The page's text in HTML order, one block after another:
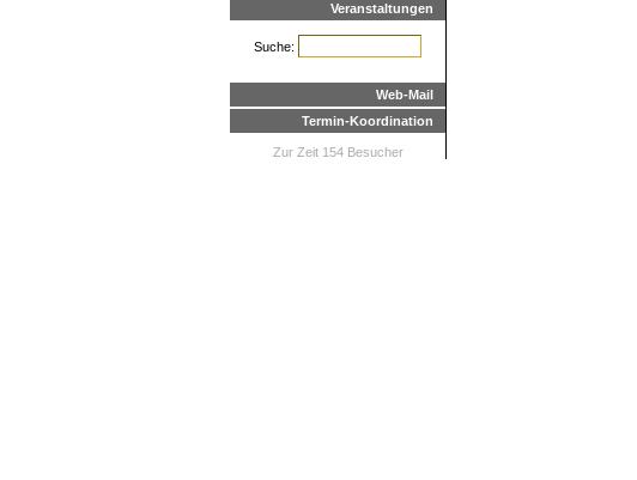
Veranstaltungen
Suche:
Web-Mail
Termin-Koordination
Zur Zeit 154 Besucher